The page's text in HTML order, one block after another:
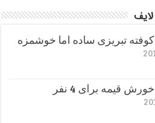
تبریزی ساده اما خوشمزه
قیمه برای 4 نفر